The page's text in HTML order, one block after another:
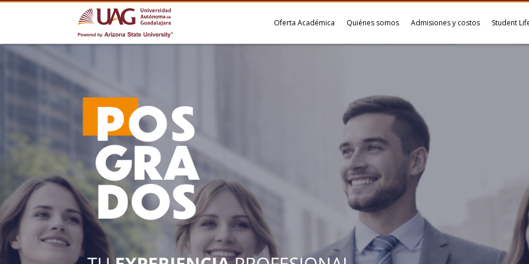
Oferta Académica Quiénes somos Admisiones y costos Student